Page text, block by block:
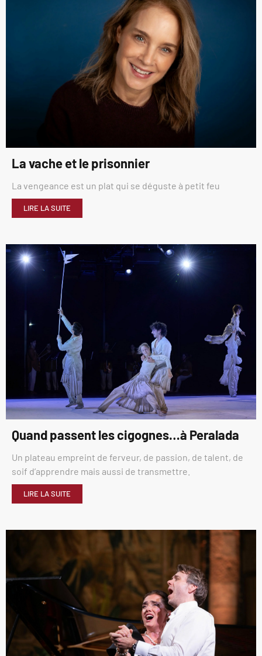
La vache et le prisonnier
La vengeance est un plat qui se déguste à petit feu
LIRE LA SUITE
Quand passent les cigognes…à Peralada
Un plateau empreint de ferveur, de passion, de talent, de
soif d’apprendre mais aussi de transmettre.
LIRE LA SUITE